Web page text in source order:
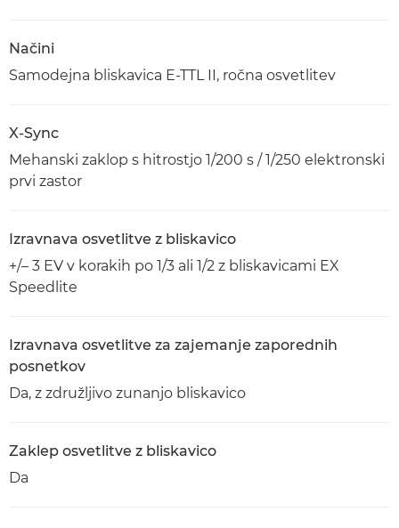
Načini
Samodejna bliskavica E-TTL II, ročna osvetlitev
X-Sync
Mehanski zaklop s hitrostjo 1/200 s / 1/250 elektronski
prvi zastor
Izravnava osvetlitve z bliskavico
+/– 3 EV v korakih po 1/3 ali 1/2 z bliskavicami EX
Speedlite
Izravnava osvetlitve za zajemanje zaporednih
posnetkov
Da, z združljivo zunanjo bliskavico
Zaklep osvetlitve z bliskavico
Da